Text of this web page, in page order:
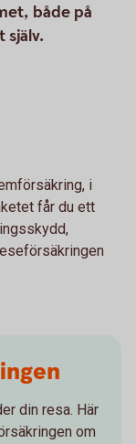
både på
själv.
i
får du ett
din resa. Här
om